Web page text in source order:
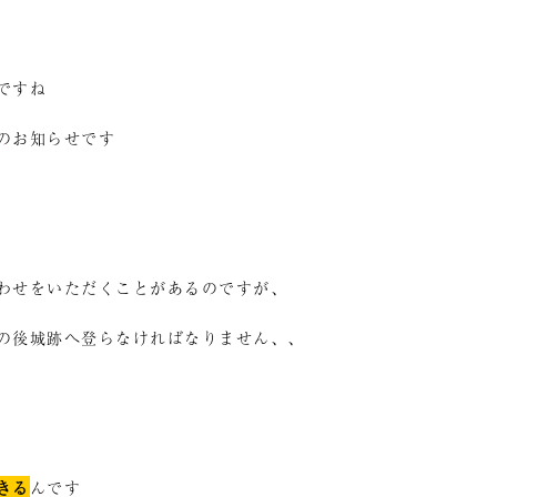
すね
お知らせです
をいただくことがあるのですが、
城跡へ登らなければなりません、、
る んです